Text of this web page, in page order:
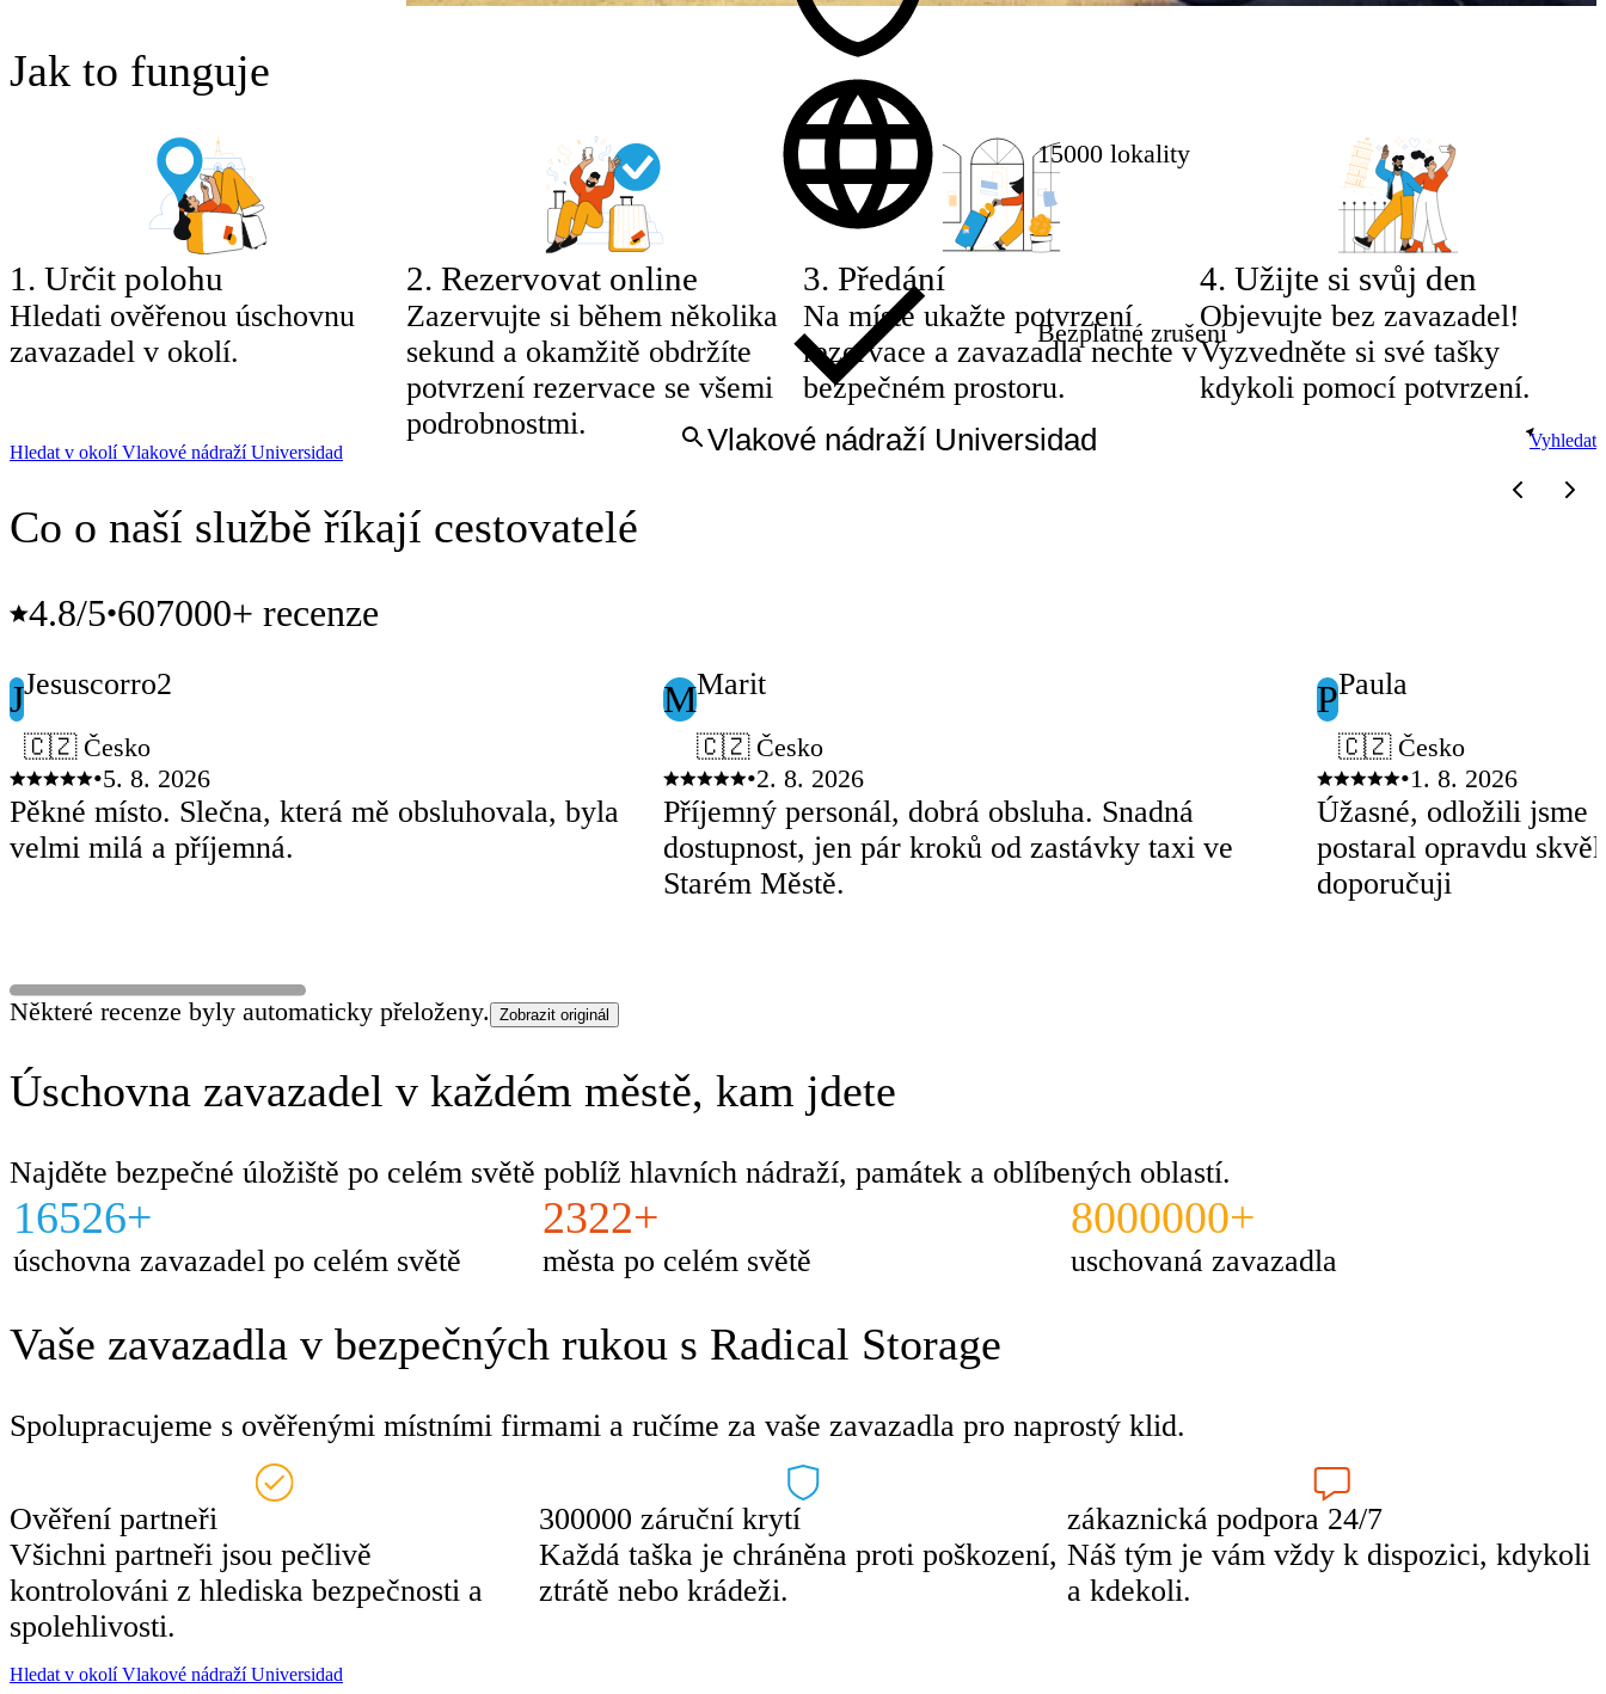
15000 lokality
Bezplatné zrušení
Vyhledat
Jak to funguje
1 . Určit polohu
Hledati ověřenou úschovnu
zavazadel v okolí.
2. Rezervovat online
Zazervujte si během několika
sekund a okamžitě obdržíte
potvrzení rezervace se všemi
podrobnostmi.
3. Předání
Na místě ukažte potvrzení
rezervace a zavazadla nechte v
bezpečném prostoru.
4. Užijte si svůj den
Objevujte bez zavazadel!
Vyzvedněte si své tašky
kdykoli pomocí potvrzení.
Hledat v okolí Vlakové nádraží Universidad
Co o naší službě říkají cestovatelé
4.8/5•607000+ recenze
JJesuscorro2
🇨🇿 Česko
•5. 8. 2026
Pěkné místo. Slečna, která mě obsluhovala, byla
velmi milá a příjemná.
MMarit
🇨🇿 Česko
•2. 8. 2026
Příjemný personál, dobrá obsluha. Snadná
dostupnost, jen pár kroků od zastávky taxi ve
Starém Městě.
PPaula
🇨🇿 Česko
•1. 8. 2026
Úžasné, odložili jsme
postaral opravdu
doporučuji
Některé recenze byly automaticky přeloženy. Zobrazit originál
Úschovna zavazadel v každém městě, kam jdete
Najděte bezpečné úložiště po celém světě poblíž hlavních nádraží, památek a oblíbených oblastí.
16526+
úschovna zavazadel po celém světě
2322+
města po celém světě
8000000+
uschovaná zavazadla
Vaše zavazadla v bezpečných rukou s Radical Storage
Spolupracujeme s ověřenými místními firmami a ručíme za vaše zavazadla pro naprostý klid.
Ověření partneři
Všichni partneři jsou pečlivě
kontrolováni z hlediska bezpečnosti a
spolehlivosti.
300000 záruční krytí
Každá taška je chráněna proti poškození,
ztrátě nebo krádeži.
zákaznická podpora 24/7
Náš tým je vám vždy k dispozici, kdykoli
a kdekoli.
Hledat v okolí Vlakové nádraží Universidad